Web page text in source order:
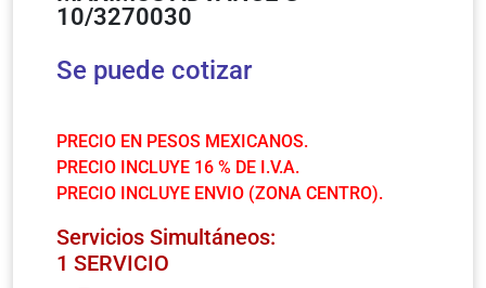
10/3270030
Se puede cotizar
PRECIO EN PESOS MEXICANOS.
PRECIO INCLUYE 16 % DE I.V.A.
PRECIO INCLUYE ENVIO (ZONA CENTRO).
Servicios Simultáneos:
1 SERVICIO